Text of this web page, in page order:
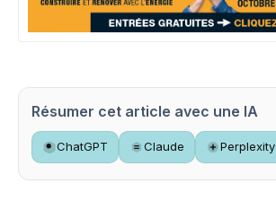
Résumer cet article avec une IA
ChatGPT Claude Perplexity